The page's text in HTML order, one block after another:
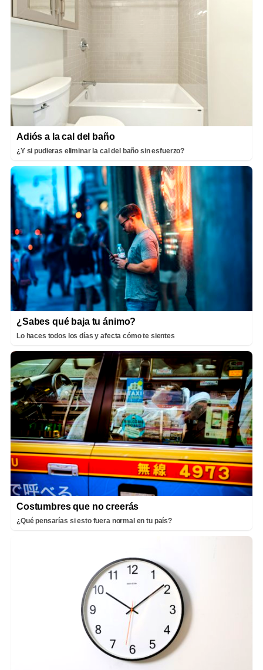
Adiós a la cal del baño
¿Y si pudieras eliminar la cal del baño sin esfuerzo?
¿Sabes qué baja tu ánimo?
Lo haces todos los días y afecta cómo te sientes
Costumbres que no creerás
¿Qué pensarías si esto fuera normal en tu país?